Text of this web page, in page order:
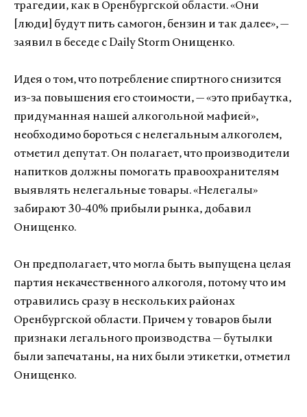
трагедии, как в Оренбургской области. «Они
[люди] будут пить самогон, бензин и так далее», —
заявил в беседе с Daily Storm Онищенко.
Идея о том, что потребление спиртного снизится
из-за повышения его стоимости, — «это прибаутка,
придуманная нашей алкогольной мафией»,
необходимо бороться с нелегальным алкоголем,
отметил депутат. Он полагает, что производители
напитков должны помогать правоохранителям
выявлять нелегальные товары. «Нелегалы»
забирают 30-40% прибыли рынка, добавил
Онищенко.
Он предполагает, что могла быть выпущена целая
партия некачественного алкоголя, потому что им
отравились сразу в нескольких районах
Оренбургской области. Причем у товаров были
признаки легального производства — бутылки
были запечатаны, на них были этикетки, отметил
Онищенко.